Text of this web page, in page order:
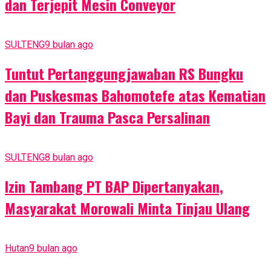
dan Terjepit Mesin Conveyor
SULTENG9 bulan ago
Tuntut Pertanggungjawaban RS Bungku
dan Puskesmas Bahomotefe atas Kematian
Bayi dan Trauma Pasca Persalinan
SULTENG8 bulan ago
Izin Tambang PT BAP Dipertanyakan,
Masyarakat Morowali Minta Tinjau Ulang
Hutan9 bulan ago